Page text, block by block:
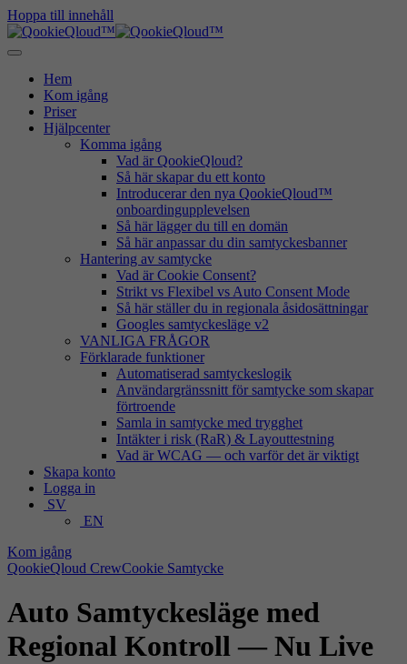
Hoppa till innehåll
Hem
Kom igång
Priser
Hjälpcenter
Komma igång
Vad är QookieQloud?
Så här skapar du ett konto
Introducerar den nya QookieQloud™
onboardingupplevelsen
Så här lägger du till en domän
Så här anpassar du din samtyckesbanner
Hantering av samtycke
Vad är Cookie Consent?
Strikt vs Flexibel vs Auto Consent Mode
Så här ställer du in regionala åsidosättningar
Googles samtyckesläge v2
VANLIGA FRÅGOR
Förklarade funktioner
Automatiserad samtyckeslogik
Användargränssnitt för samtycke som skapar
förtroende
Samla in samtycke med trygghet
Intäkter i risk (RaR) & Layouttestning
Vad är WCAG — och varför det är viktigt
Skapa konto
Logga in
SV
EN
Kom igång
QookieQloud CrewCookie Samtycke
Auto Samtyckesläge med
Regional Kontroll — Nu Live